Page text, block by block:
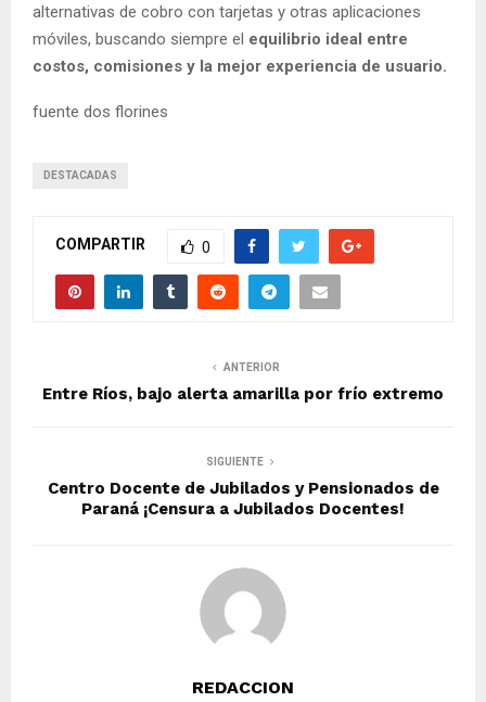
alternativas de cobro con tarjetas y otras aplicaciones
móviles, buscando siempre el equilibrio ideal entre
costos, comisiones y la mejor experiencia de usuario.
fuente dos florines
DESTACADAS
COMPARTIR 0
ANTERIOR
Entre Ríos, bajo alerta amarilla por frío extremo
SIGUIENTE
Centro Docente de Jubilados y Pensionados de
Paraná ¡Censura a Jubilados Docentes!
REDACCION